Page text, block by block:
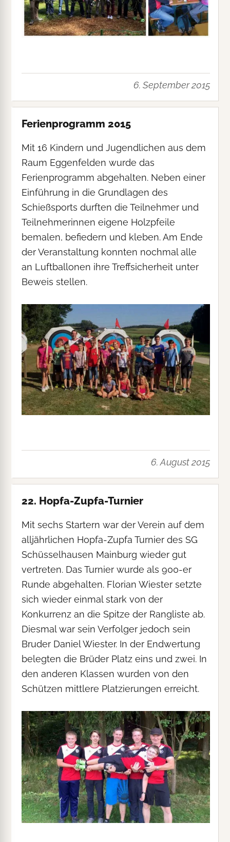
6. September 2015
Ferienprogramm 2015
Mit 16 Kindern und Jugendlichen aus dem
Raum Eggenfelden wurde das
Ferienprogramm abgehalten. Neben einer
Einführung in die Grundlagen des
Schießsports durften die Teilnehmer und
Teilnehmerinnen eigene Holzpfeile
bemalen, befiedern und kleben. Am Ende
der Veranstaltung konnten nochmal alle
an Luftballonen ihre Treffsicherheit unter
Beweis stellen.
6. August 2015
22. Hopfa-Zupfa-Turnier
Mit sechs Startern war der Verein auf dem
alljährlichen Hopfa-Zupfa Turnier des SG
Schüsselhausen Mainburg wieder gut
vertreten. Das Turnier wurde als 900-er
Runde abgehalten. Florian Wiester setzte
sich wieder einmal stark von der
Konkurrenz an die Spitze der Rangliste ab.
Diesmal war sein Verfolger jedoch sein
Bruder Daniel Wiester. In der Endwertung
belegten die Brüder Platz eins und zwei. In
den anderen Klassen wurden von den
Schützen mittlere Platzierungen erreicht.